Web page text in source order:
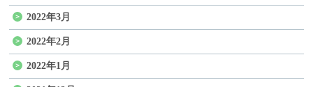
2022年3月
2022年2月
2022年1月